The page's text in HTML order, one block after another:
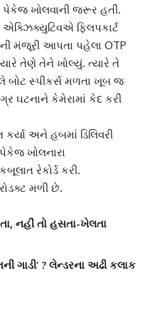
ખોલવાની જરૂર હતી.
એક્ઝિક્યુટિવએ ફ્લિપકાર્ટ
મંજૂરી આપતા પહેલા OTP
તેણે તેને ખોલ્યું. ત્યારે તે
બોટ સ્પીકર્સ મળતા ખૂબ જ
ઘટનાને કેમેરામાં કેદ કરી
અને હબમાં ડિલિવરી
ખોલનારા
રેકોર્ડ કરી.
મળી છે.
નહીં તો હસતા-ખેલતા
ગાડી’ ? લેન્ડરના અઢી કલાક